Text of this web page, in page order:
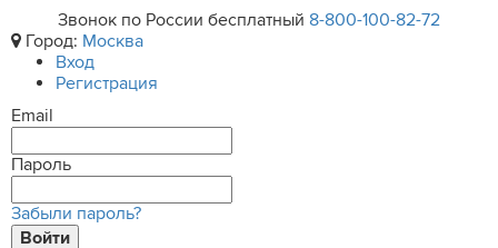
Звонок по России бесплатный 8-800-100-82-72
Город: Москва
Вход
Регистрация
Email
Пароль
Забыли пароль?
Войти